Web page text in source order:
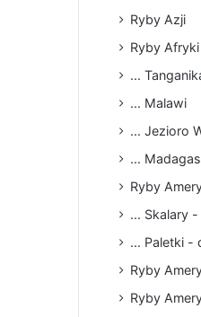
Ryby Azji
Ryby Afryki
...
... Malawi
... Jezioro
...
Ryby
... Skalary
... Paletki -
Ryby
Ryby